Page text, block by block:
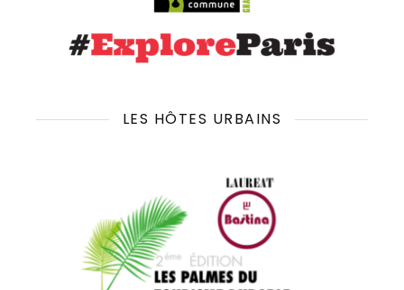
LES HÔTES URBAINS